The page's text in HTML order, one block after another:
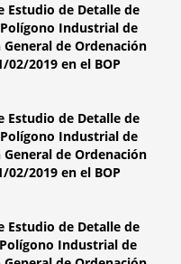
Estudio de Detalle de
Industrial de
de Ordenación
2019 en el BOP
Estudio de Detalle de
Industrial de
de Ordenación
2019 en el BOP
Estudio de Detalle de
Industrial de